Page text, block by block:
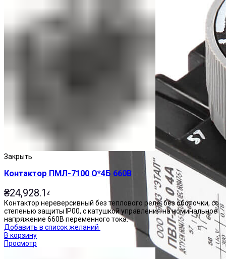
Закрыть
Контактор ПМЛ-7100 О*4Б 660В
₴24,928.14
Контактор нереверсивный без теплового реле, без оболочки, со
степенью защиты IP00, с катушкой управления на номинальное
напряжение 660В переменного тока.
Добавить в список желаний
В корзину
Просмотр